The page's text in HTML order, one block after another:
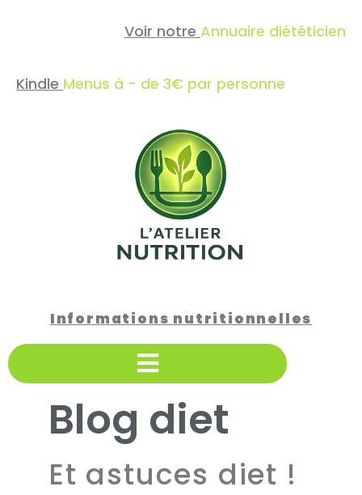
Voir notre Annuaire diététicien
Kindle Menus à - de 3€ par personne
Informations nutritionnelles
Blog diet
Et astuces diet !